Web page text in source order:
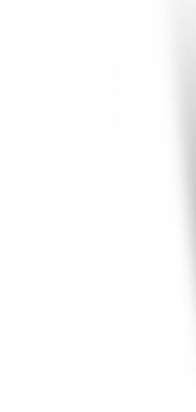
Publicistica /